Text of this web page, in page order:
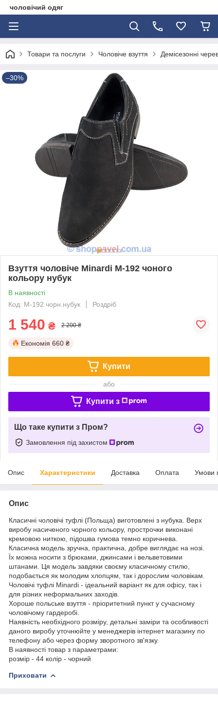
чоловічий одяг
Товари та послуги Чоловіче взуття Демісезонні
–30%
Взуття чоловіче Minardi М-192 чоного
кольору нубук
В наявності
Код: М-192 чорн.нубук
Роздріб
1 540 ₴ 2 200 ₴
Економія 660 ₴
Купити
або
Купити з
Що таке купити з Пром?
Замовлення під захистом
Опис Характеристики Доставка Оплата Умови
Опис
Класичні чоловічі туфлі (Польща) виготовлені з нубука. Верх
виробу насиченого чорного кольору, прострочки виконані
кремовою ниткою, підошва гумова темно коричнева.
Класична модель зручна, практична, добре виглядає на нозі.
Їх можна носити з брюками, джинсами і вельветовими
штанами. Ця модель завдяки своєму класичному стилю,
подобається як молодим хлопцям, так і дорослим чоловікам.
Чоловічі туфлі Minardi - ідеальний варіант як для офісу, так і
для різних неформальних заходів.
Хороше польське взуття - пріоритетний пункт у сучасному
чоловічому гардеробі.
Наявність необхідного розміру, детальні заміри та особливості
даного виробу уточнюйте у менеджерів інтернет магазину по
телефону або через форму зворотного зв'язку.
В наявності товар з параметрами:
розмір - 44 колір - чорний
Приховати